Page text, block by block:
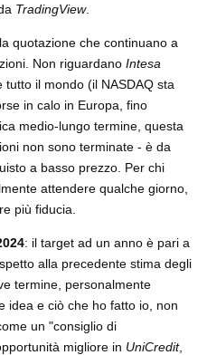
TradingView.
quotazione che continuano a
Non riguardano Intesa
il mondo (il NASDAQ sta
in calo in Europa, fino
medio-lungo termine, questa
non sono terminate - è da
a basso prezzo. Per chi
attendere qualche giorno,
più fiducia.
: il target ad un anno è pari a
alla precedente stima degli
termine, personalmente
idea e ciò che ho fatto io, non
un "consiglio di
migliore in UniCredit,